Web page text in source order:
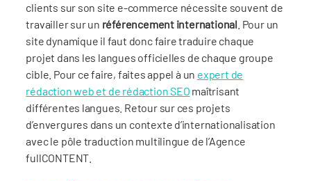
clients sur son site e-commerce nécessite souvent de
travailler sur un référencement international . Pour un
site dynamique il faut donc faire traduire chaque
projet dans les langues officielles de chaque groupe
cible. Pour ce faire, faites appel à un expert de
rédaction web et de rédaction SEO maîtrisant
différentes langues. Retour sur ces projets
d’envergures dans un contexte d’internationalisation
avec le pôle traduction multilingue de l’Agence
fullCONTENT.